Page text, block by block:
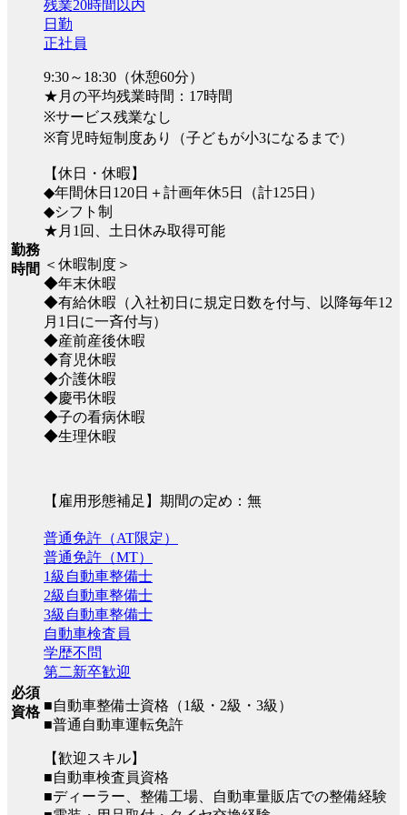
勤務
時間
残業20時間以内
日勤
正社員
9:30～18:30（休憩60分）
★月の平均残業時間：17時間
※サービス残業なし
※育児時短制度あり（子どもが小3になるまで）
【休日・休暇】
◆年間休日120日＋計画年休5日（計125日）
◆シフト制
★月1回、土日休み取得可能
＜休暇制度＞
◆年末休暇
◆有給休暇（入社初日に規定日数を付与、以降毎年12
月1日に一斉付与）
◆産前産後休暇
◆育児休暇
◆介護休暇
◆慶弔休暇
◆子の看病休暇
◆生理休暇
【雇用形態補足】期間の定め：無
必須
資格
普通免許（AT限定）
普通免許（MT）
1級自動車整備士
2級自動車整備士
3級自動車整備士
自動車検査員
学歴不問
第二新卒歓迎
■自動車整備士資格（1級・2級・3級）
■普通自動車運転免許
【歓迎スキル】
■自動車検査員資格
■ディーラー、整備工場、自動車量販店での整備経験